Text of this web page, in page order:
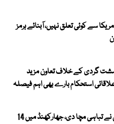
سے کوئی تعلق نہیں، آبنائے ہرمز
دہشت گردی کے خلاف تعاون مزید
استحکام بارے بھی اہم فیصلہ
بھارت میں آسمانی بجلی نے تباہی مچا دی، جھارکھنڈ میں 14